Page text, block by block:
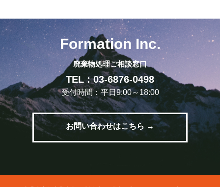
Formation Inc.
廃棄物処理ご相談窓口
TEL : 03-6876-0498
受付時間：平日9:00～18:00
お問い合わせはこちら →